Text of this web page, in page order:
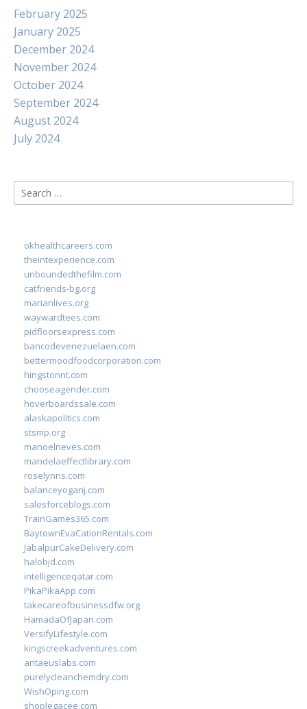
February 2025
January 2025
December 2024
November 2024
October 2024
September 2024
August 2024
July 2024
Search
for:
okhealthcareers.com
theintexperience.com
unboundedthefilm.com
catfriends-bg.org
marianlives.org
waywardtees.com
pidfloorsexpress.com
bancodevenezuelaen.com
bettermoodfoodcorporation.com
hingstonnt.com
chooseagender.com
hoverboardssale.com
alaskapolitics.com
stsmp.org
manoelneves.com
mandelaeffectlibrary.com
roselynns.com
balanceyoganj.com
salesforceblogs.com
TrainGames365.com
BaytownEvaCationRentals.com
JabalpurCakeDelivery.com
halobjd.com
intelligenceqatar.com
PikaPikaApp.com
takecareofbusinessdfw.org
HamadaOfJapan.com
VersifyLifestyle.com
kingscreekadventures.com
antaeuslabs.com
purelycleanchemdry.com
WishOping.com
shoplegacee.com